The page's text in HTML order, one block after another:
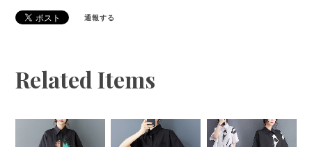
通報する
Related Items